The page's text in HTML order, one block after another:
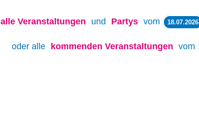
alle Veranstaltungen und Partys vom 18.07.2026
oder alle
kommenden Veranstaltungen vom